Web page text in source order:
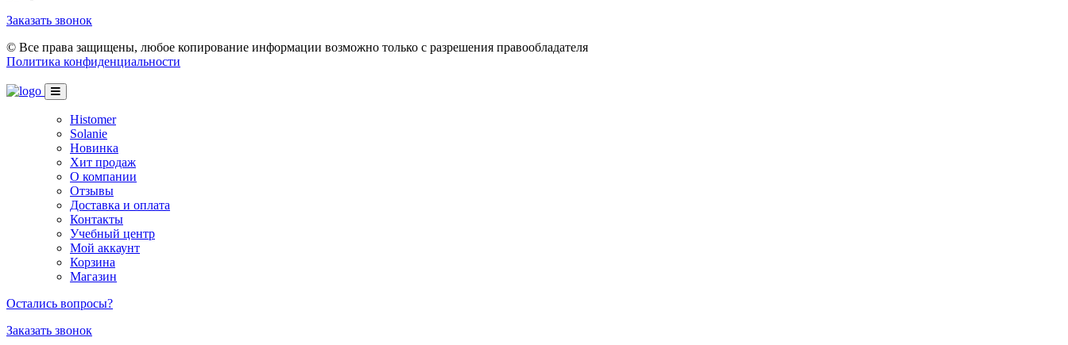
Заказать звонок
© Все права защищены, любое копирование информации возможно только с разрешения правообладателя
Политика конфиденциальности
Histomer
Solanie
Новинка
Хит продаж
О компании
Отзывы
Доставка и оплата
Контакты
Учебный центр
Мой аккаунт
Корзина
Магазин
Остались вопросы?
Заказать звонок